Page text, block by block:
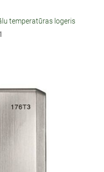
temperatūras logeris